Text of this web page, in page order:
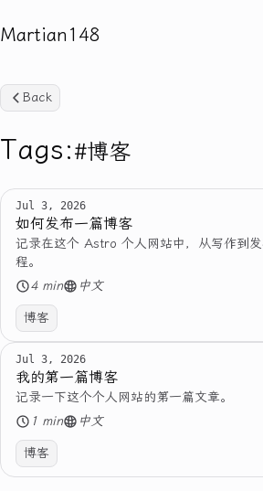
Martian148
Back
Tags:#博客
Jul 3, 2026
如何发布一篇博客
记录在这个 Astro 个人网站中，从写作到
程。
4 min
中文
博客
Jul 3, 2026
我的第一篇博客
记录一下这个个人网站的第一篇文章。
1 min
中文
博客